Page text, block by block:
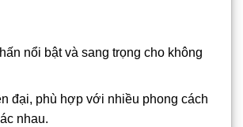
nổi bật và sang trọng cho không
đại, phù hợp với nhiều phong cách
nhau.